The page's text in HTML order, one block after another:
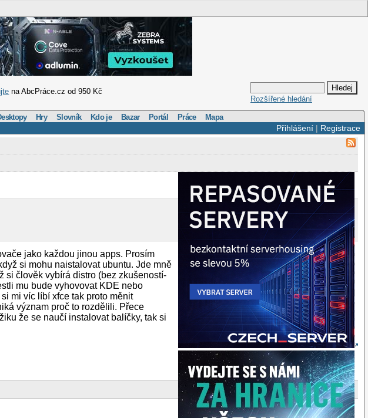
na AbcPráce.cz od 950 Kč
Rozšířené hledání
Hry Slovník Kdo je Bazar Portál Práce Mapa
Přihlášení| Registrace
jako každou jinou apps. Prosím
si mohu naistalovat ubuntu. Jde mně
si člověk vybírá distro (bez zkušeností-
mu bude vyhovovat KDE nebo
mi víc líbí xfce tak proto měnit
význam proč to rozdělili. Přece
že se naučí instalovat balíčky, tak si